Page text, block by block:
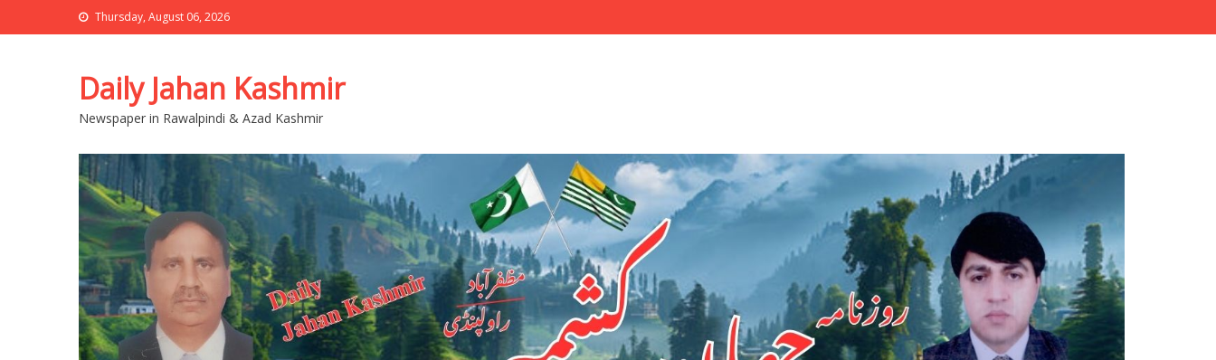
Thursday, August 06, 2026
Daily Jahan Kashmir
Newspaper in Rawalpindi & Azad Kashmir